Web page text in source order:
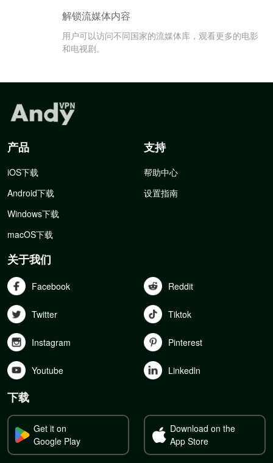
解锁流媒体内容
用户可以访问不同国家的流媒体库，观看更多的电影
和电视剧。
产品
iOS下载
Android下载
Windows下载
macOS下载
支持
帮助中心
设置指南
关于我们
Facebook Reddit
Twitter Tiktok
Instagram Pinterest
Youtube Linkedln
下载
Get it on
Google Play
Download on the
App Store